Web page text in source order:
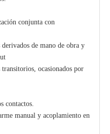
conjunta con
de mano de obra y
ocasionados por
contactos.
manual y acoplamiento en